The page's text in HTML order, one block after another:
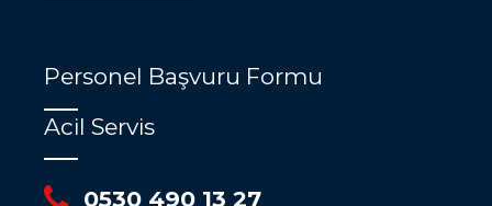
Personel Başvuru Formu
Acil Servis
0530 490 13 27